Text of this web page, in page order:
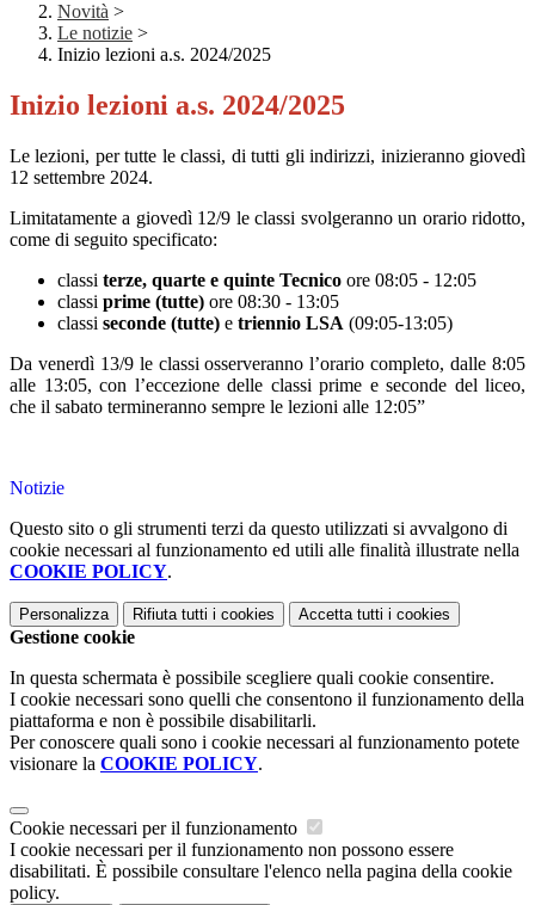
Novità >
Le notizie >
Inizio lezioni a.s. 2024/2025
Inizio lezioni a.s. 2024/2025
Le lezioni, per tutte le classi, di tutti gli indirizzi, inizieranno giovedì
12 settembre 2024.
Limitatamente a giovedì 12/9 le classi svolgeranno un orario ridotto,
come di seguito specificato:
classi terze, quarte e quinte Tecnico ore 08:05 - 12:05
⁠classi prime (tutte) ore 08:30 - 13:05
⁠classi seconde (tutte) e triennio LSA (09:05-13:05)
Da venerdì 13/9 le classi osserveranno l’orario completo, dalle 8:05
alle 13:05, con l’eccezione delle classi prime e seconde del liceo,
che il sabato termineranno sempre le lezioni alle 12:05”
Notizie
Questo sito o gli strumenti terzi da questo utilizzati si avvalgono di
cookie necessari al funzionamento ed utili alle finalità illustrate nella
COOKIE POLICY.
Personalizza Rifiuta tutti i cookies Accetta tutti i cookies
Gestione cookie
In questa schermata è possibile scegliere quali cookie consentire.
I cookie necessari sono quelli che consentono il funzionamento della
piattaforma e non è possibile disabilitarli.
Per conoscere quali sono i cookie necessari al funzionamento potete
visionare la COOKIE POLICY.
Cookie necessari per il funzionamento
I cookie necessari per il funzionamento non possono essere
disabilitati. È possibile consultare l'elenco nella pagina della cookie
policy.